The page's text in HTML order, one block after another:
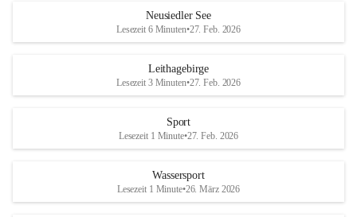
S
und den daraus folgenden wirtschaftlichen
Maßnahmen zur Bekämpfung
Rebe und der Amerikanischen
Anhang VBl. EU Nr. 18
1 Seite•1,4 MB
r
S
Neusiedler See
Lesezeit 6 Minuten•27. Feb. 2026
Leithagebirge
Lesezeit 3 Minuten•27. Feb. 2026
Sport
Lesezeit 1 Minute•27. Feb. 2026
Wassersport
Lesezeit 1 Minute•26. März 2026